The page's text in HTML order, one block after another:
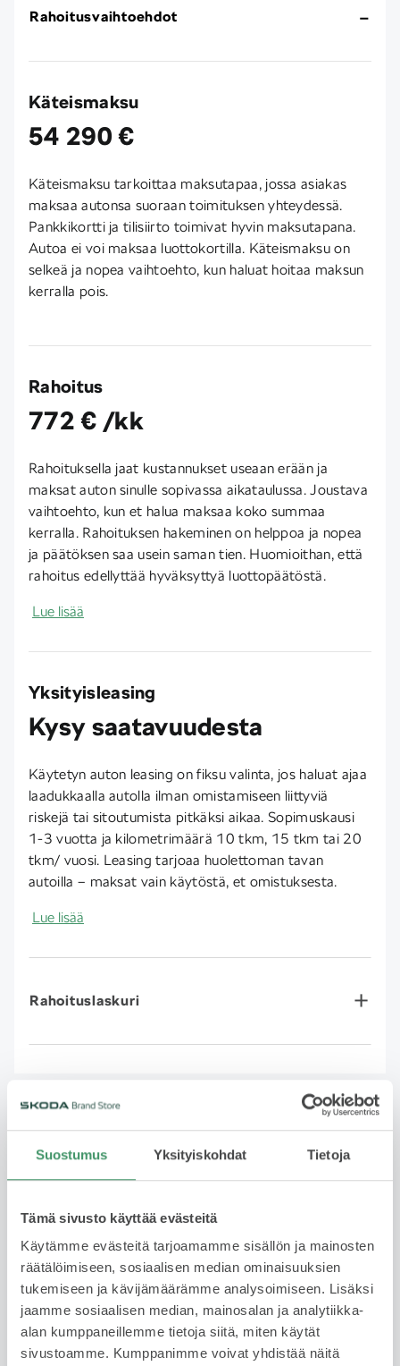
Suostumus Yksityiskohdat Tietoja
Tämä sivusto käyttää evästeitä
Käytämme evästeitä tarjoamamme sisällön ja mainosten
räätälöimiseen, sosiaalisen median ominaisuuksien
tukemiseen ja kävijämäärämme analysoimiseen. Lisäksi
jaamme sosiaalisen median, mainosalan ja analytiikka-
alan kumppaneillemme tietoja siitä, miten käytät
sivustoamme. Kumppanimme voivat yhdistää näitä
Rahoitusvaihtoehdot
Käteismaksu
54 290 €
Käteismaksu tarkoittaa maksutapaa, jossa asiakas
maksaa autonsa suoraan toimituksen yhteydessä.
Pankkikortti ja tilisiirto toimivat hyvin maksutapana.
Autoa ei voi maksaa luottokortilla. Käteismaksu on
selkeä ja nopea vaihtoehto, kun haluat hoitaa maksun
kerralla pois.
Rahoitus
772 € /kk
Rahoituksella jaat kustannukset useaan erään ja
maksat auton sinulle sopivassa aikataulussa. Joustava
vaihtoehto, kun et halua maksaa koko summaa
kerralla. Rahoituksen hakeminen on helppoa ja nopea
ja päätöksen saa usein saman tien. Huomioithan, että
rahoitus edellyttää hyväksyttyä luottopäätöstä.
Lue lisää
Yksityisleasing
Kysy saatavuudesta
Käytetyn auton leasing on fiksu valinta, jos haluat ajaa
laadukkaalla autolla ilman omistamiseen liittyviä
riskejä tai sitoutumista pitkäksi aikaa. Sopimuskausi
1-3 vuotta ja kilometrimäärä 10 tkm, 15 tkm tai 20
tkm/ vuosi. Leasing tarjoaa huolettoman tavan
autoilla – maksat vain käytöstä, et omistuksesta.
Lue lisää
Rahoituslaskuri
Ota yhteyttä myyjään
Jätä yhteydenottopyyntö